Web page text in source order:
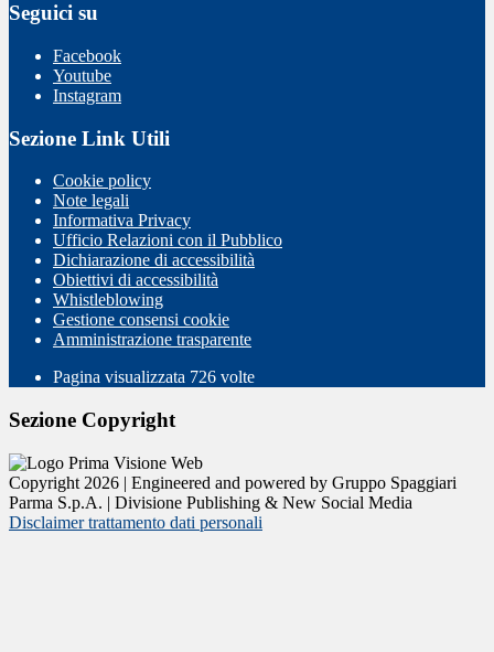
Seguici su
Facebook
Youtube
Instagram
Sezione Link Utili
Cookie policy
Note legali
Informativa Privacy
Ufficio Relazioni con il Pubblico
Dichiarazione di accessibilità
Obiettivi di accessibilità
Whistleblowing
Gestione consensi cookie
Amministrazione trasparente
Pagina visualizzata 726 volte
Sezione Copyright
Copyright 2026 | Engineered and powered by Gruppo Spaggiari
Parma S.p.A. | Divisione Publishing & New Social Media
Disclaimer trattamento dati personali